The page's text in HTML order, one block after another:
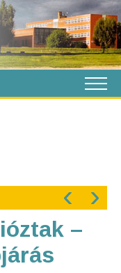
‹ ›
–